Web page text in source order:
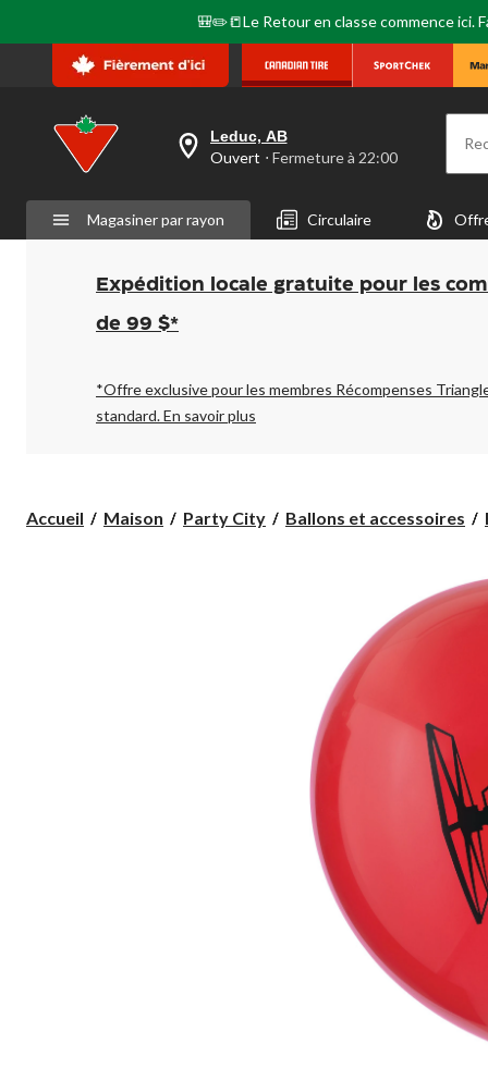
🎒✏️📒Le Retour en classe commence ici.
votre
est
Leduc,
AB,
Ouvert,
Fermeture
à
pour
changer
Leduc, AB
Ouvert ⋅ Fermeture à 22:00
Magasiner par rayon Circulaire
Expédition locale gratuite pour les
de 99 $*
*Offre exclusive pour les membres Récompenses
standard.En savoir plus
Accueil Maison Party City Ballons et accessoires